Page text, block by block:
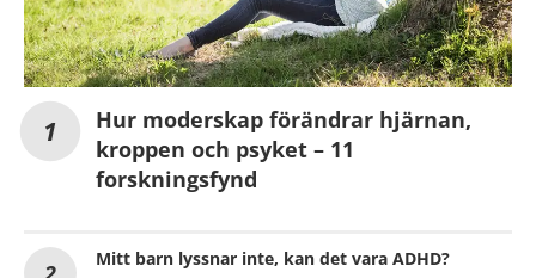
Hur moderskap förändrar hjärnan,
kroppen och psyket – 11
forskningsfynd
Mitt barn lyssnar inte, kan det vara ADHD?